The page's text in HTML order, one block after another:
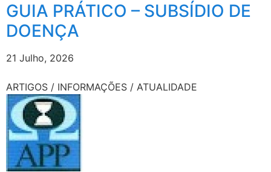
GUIA PRÁTICO – SUBSÍDIO DE
DOENÇA
21 Julho, 2026
ARTIGOS / INFORMAÇÕES / ATUALIDADE